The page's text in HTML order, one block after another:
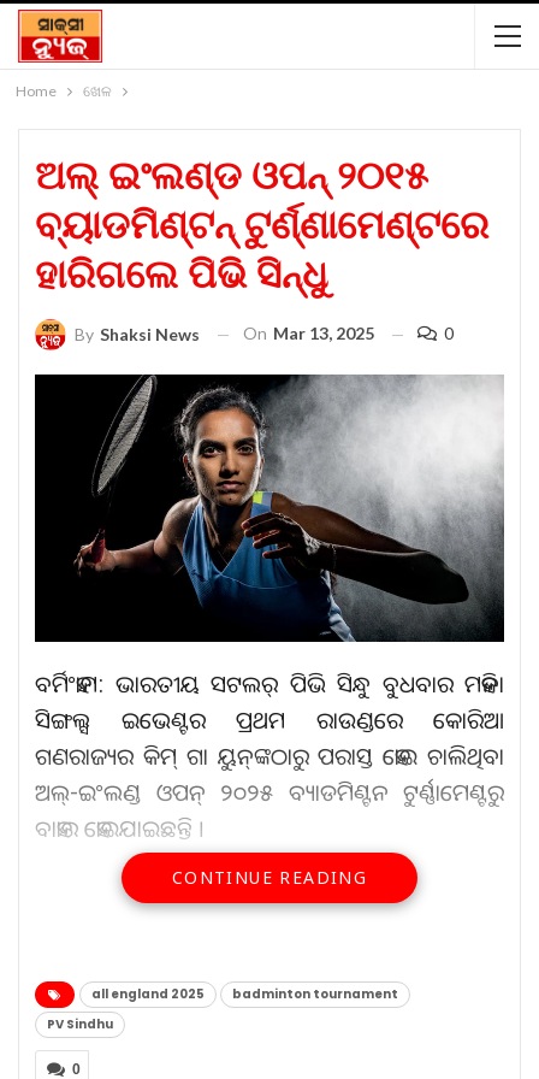
Home ଖେଳ
ଅଲ୍ ଇଂଲଣ୍ଡ ଓପନ୍ ୨୦୧୫
ବ୍ୟାଡମିଣ୍ଟନ୍ ଟୁର୍ଣ୍ଣାମେଣ୍ଟରେ
ହାରିଗଲେ ପିଭି ସିନ୍ଧୁ
By Shaksi News On Mar 13, 2025 0
ବର୍ମିଂହାମ: ଭାରତୀୟ ସଟଲର୍ ପିଭି ସିନ୍ଧୁ ବୁଧବାର ମହିଳା
ସିଙ୍ଗଲ୍ସ ଇଭେଣ୍ଟର ପ୍ରଥମ ରାଉଣ୍ଡରେ କୋରିଆ
ଗଣରାଜ୍ୟର କିମ୍ ଗା ୟୁନ୍‌ଙ୍କଠାରୁ ପରାସ୍ତ ହୋଇ ଚାଲିଥିବା
ଅଲ୍-ଇଂଲଣ୍ଡ ଓପନ୍ ୨୦୨୫ ବ୍ୟାଡମିଣ୍ଟନ ଟୁର୍ଣ୍ଣାମେଣ୍ଟରୁ
ବାହାର ହୋଇଯାଇଛନ୍ତି ।
ଆହୁରି ପଢ଼ନ୍ତୁ...
ସଫଳ…
CONTINUE READING
all england 2025
badminton tournament
PV Sindhu
0